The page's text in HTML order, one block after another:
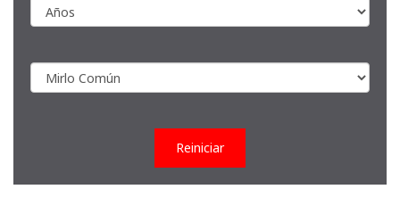
Reiniciar